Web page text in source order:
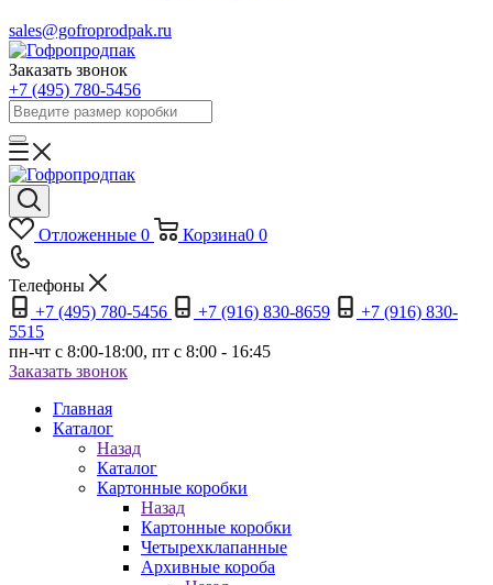
sales@gofroprodpak.ru
Заказать звонок
+7 (495) 780-5456
Отложенные 0 Корзина0 0
Телефоны
+7 (495) 780-5456
+7 (916) 830-8659
+7 (916) 830-
5515
пн-чт c 8:00-18:00, пт с 8:00 - 16:45
Заказать звонок
Главная
Каталог
Назад
Каталог
Картонные коробки
Назад
Картонные коробки
Четырехклапанные
Архивные короба